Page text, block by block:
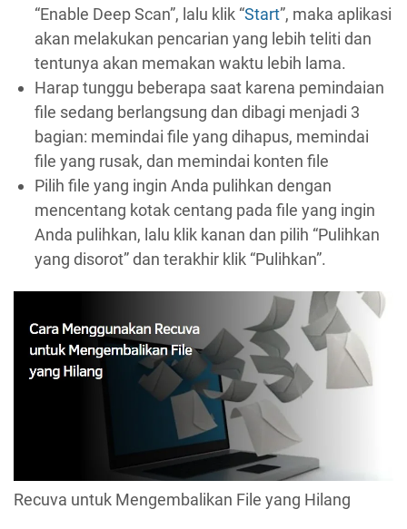
“Enable Deep Scan”, lalu klik “Start”, maka aplikasi
akan melakukan pencarian yang lebih teliti dan
tentunya akan memakan waktu lebih lama.
Harap tunggu beberapa saat karena pemindaian
file sedang berlangsung dan dibagi menjadi 3
bagian: memindai file yang dihapus, memindai
file yang rusak, dan memindai konten file
Pilih file yang ingin Anda pulihkan dengan
mencentang kotak centang pada file yang ingin
Anda pulihkan, lalu klik kanan dan pilih “Pulihkan
yang disorot” dan terakhir klik “Pulihkan”.
Recuva untuk Mengembalikan File yang Hilang